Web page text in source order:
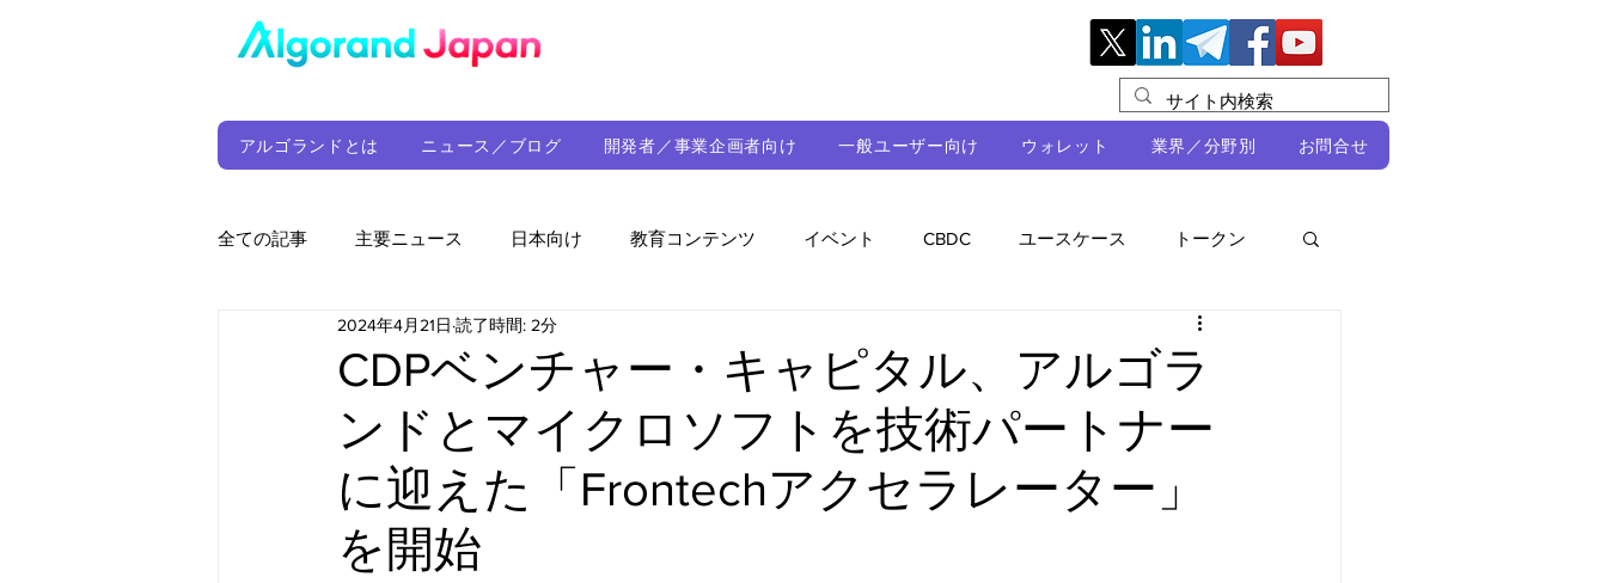
アルゴランドとは ニュース／ブログ 開発者／事業企画者向け 一般ユーザー向け ウォレット 業界／分野別 お問合せ
全ての記事 主要ニュース 日本向け 教育コンテンツ イベント CBDC ユースケース トークン
ウォレット 定期レポート
アルゴランド財団 持続可能性 メルマガ 技術開発 ガバナンス DeFi
サプライチェーン ゲーム
CDPベンチャー・キャピタル、アルゴラ
ンドとマイクロソフトを技術パートナー
に迎えた「Frontechアクセラレーター」
を開始
2024年4月21日 読了時間: 2分